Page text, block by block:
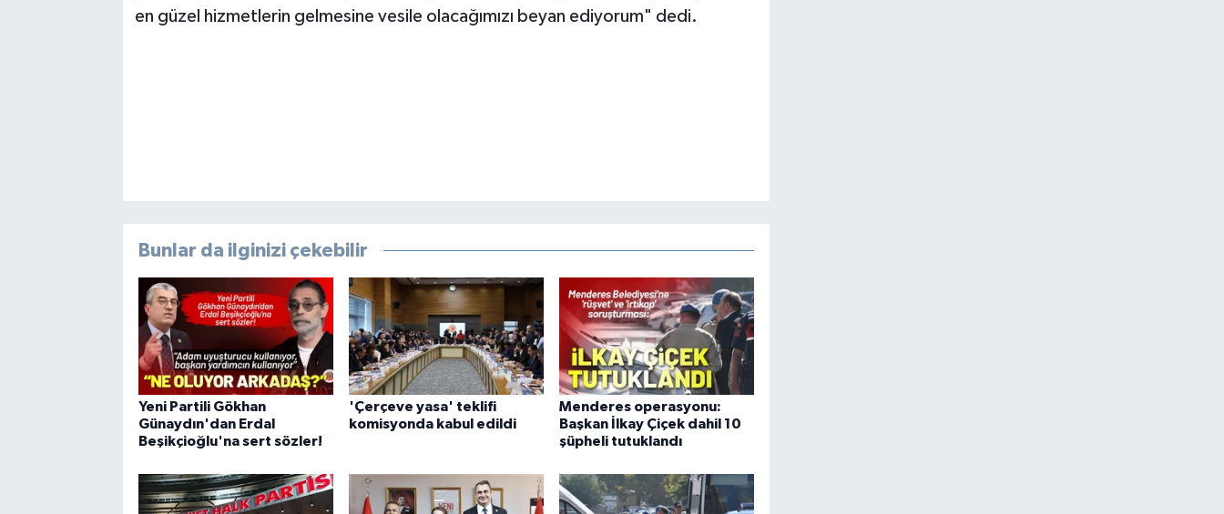
en güzel hizmetlerin gelmesine vesile olacağımızı beyan ediyorum" dedi.
Bunlar da ilginizi çekebilir
Yeni Partili Gökhan
Günaydın'dan Erdal
Beşikçioğlu'na sert sözler!
'Çerçeve yasa' teklifi
komisyonda kabul edildi
Menderes operasyonu:
Başkan İlkay Çiçek dahil 10
şüpheli tutuklandı